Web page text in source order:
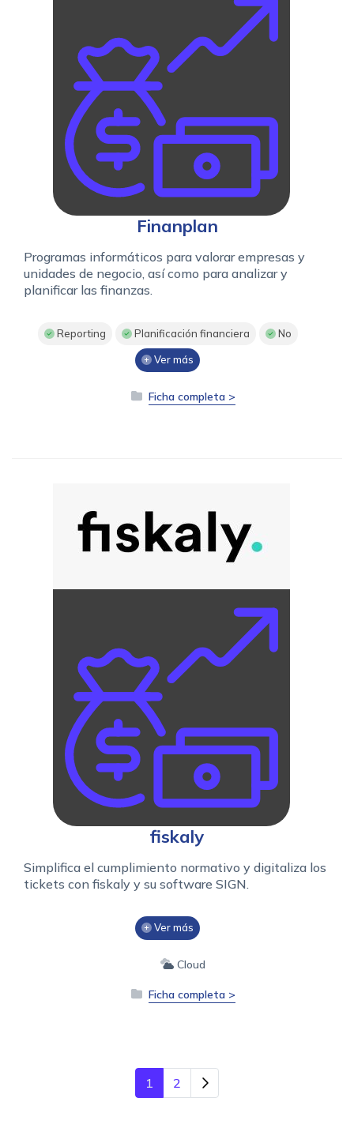
Finanplan
Programas informáticos para valorar empresas y
unidades de negocio, así como para analizar y
planificar las finanzas.
Reporting Planificación financiera No
Ver más
Ficha completa >
fiskaly
Simplifica el cumplimiento normativo y digitaliza los
tickets con fiskaly y su software SIGN.
Ver más
Cloud
Ficha completa >
1 2